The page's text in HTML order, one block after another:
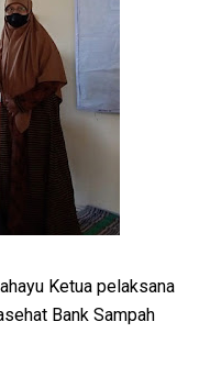
Ketua pelaksana
Bank Sampah